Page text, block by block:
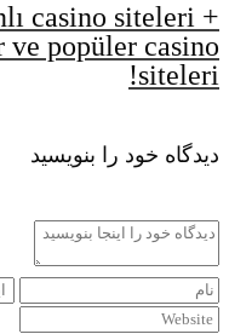
casino siteleri +
popüler casino
siteleri!
دیدگاه خود را بنویسید